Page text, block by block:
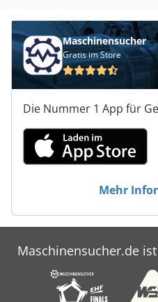
Maschinensucher
Gratis im Store
Die Nummer 1 App für
Mehr
Maschinensucher.de